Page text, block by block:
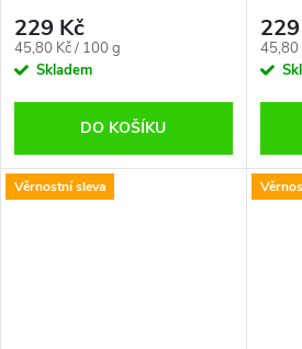
229 Kč
Měrná
cena:
45,80 Kč / 100 g
Skladem
DO KOŠÍKU
Měrná
cena:
45,80
Věrnostní sleva